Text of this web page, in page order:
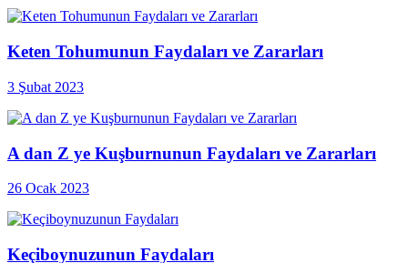
Keten Tohumunun Faydaları ve Zararları
3 Şubat 2023
A dan Z ye Kuşburnunun Faydaları ve Zararları
26 Ocak 2023
Keçiboynuzunun Faydaları